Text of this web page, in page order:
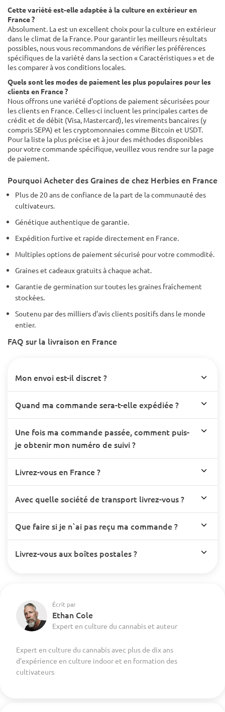
Cette variété est-elle adaptée à la culture en extérieur en
France ?
Absolument. La est un excellent choix pour la culture en extérieur
dans le climat de la France. Pour garantir les meilleurs résultats
possibles, nous vous recommandons de vérifier les préférences
spécifiques de la variété dans la section « Caractéristiques » et de
les comparer à vos conditions locales.
Quels sont les modes de paiement les plus populaires pour les
clients en France ?
Nous offrons une variété d'options de paiement sécurisées pour
les clients en France. Celles-ci incluent les principales cartes de
crédit et de débit (Visa, Mastercard), les virements bancaires (y
compris SEPA) et les cryptomonnaies comme Bitcoin et USDT.
Pour la liste la plus précise et à jour des méthodes disponibles
pour votre commande spécifique, veuillez vous rendre sur la page
de paiement.
Pourquoi Acheter des Graines de chez Herbies en France
Plus de 20 ans de confiance de la part de la communauté des
cultivateurs.
Génétique authentique de garantie.
Expédition furtive et rapide directement en France.
Multiples options de paiement sécurisé pour votre commodité.
Graines et cadeaux gratuits à chaque achat.
Garantie de germination sur toutes les graines fraîchement
stockées.
Soutenu par des milliers d'avis clients positifs dans le monde
entier.
FAQ sur la livraison en France
Mon envoi est-il discret ?
Quand ma commande sera-t-elle expédiée ?
Une fois ma commande passée, comment puis-
je obtenir mon numéro de suivi ?
Livrez-vous en France ?
Avec quelle société de transport livrez-vous ?
Que faire si je n`ai pas reçu ma commande ?
Livrez-vous aux boîtes postales ?
Écrit par
Ethan Cole
Expert en culture du cannabis et auteur
Expert en culture du cannabis avec plus de dix ans
d’expérience en culture indoor et en formation des
cultivateurs